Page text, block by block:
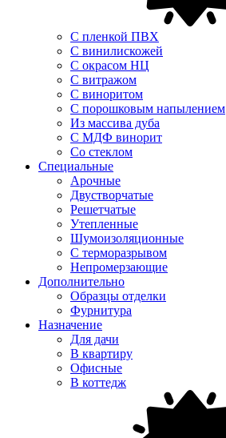
С пленкой ПВХ
С винилискожей
С окрасом НЦ
С витражом
С виноритом
С порошковым напылением
Из массива дуба
С МДФ винорит
Со стеклом
Специальные
Арочные
Двустворчатые
Решетчатые
Утепленные
Шумоизоляционные
С терморазрывом
Непромерзающие
Дополнительно
Образцы отделки
Фурнитура
Назначение
Для дачи
В квартиру
Офисные
В коттедж